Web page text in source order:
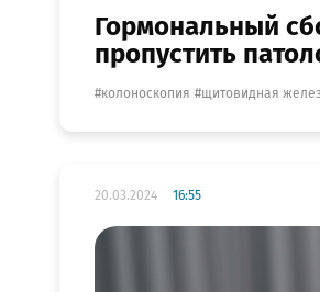
Гормональный
пропустить
колоноскопия щитовидная
20.03.2024 16:55